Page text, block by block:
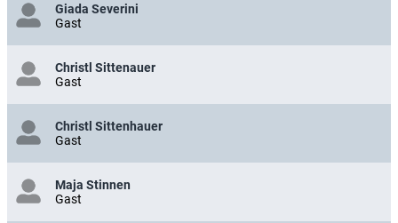
Giada Severini
Gast
Christl Sittenauer
Gast
Christl Sittenhauer
Gast
Maja Stinnen
Gast